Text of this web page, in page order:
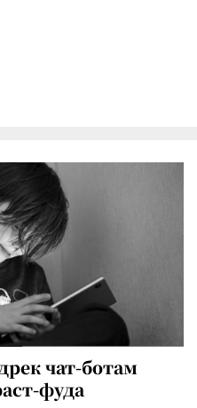
чат-ботам
фуда